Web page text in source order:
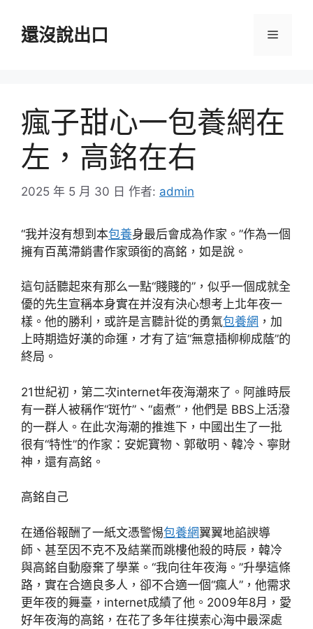
還沒說出口 選
瘋子甜心一包養網在
左，高銘在右
2025 年 5 月 30 日 作者: admin
“我并沒有想到本包養身最后會成為作家。”作為一個
擁有百萬滯銷書作家頭銜的高銘，如是說。
這句話聽起來有那么一點“賤賤的”，似乎一個成就全
優的先生宣稱本身實在并沒有決心想考上北年夜一
樣。他的勝利，或許是言聽計從的勇氣包養網 ，加
上時期造好漢的命運，才有了這“無意插柳柳成蔭”的
終局。
21世紀初，第二次internet年夜海潮來了。阿誰時辰
有一群人被稱作“斑竹”、“鹵煮”，他們是 BBS上活潑
的一群人。在此次海潮的推進下，中國出生了一批
很有“特性”的作家：安妮寶物、郭敬明、韓冷、寧財
神，還有高銘。
高銘自己
在通俗報酬了一紙文憑警惕包養網翼翼地諂諛導
師、甚至因不克不及結業而跳樓他殺的時辰，韓冷
與高銘自動廢棄了學業。“我向往年夜海。”升學這條
路，實在合適良多人，卻不合適一個“瘋人”，他需求
更年夜的舞臺，internet成績了他。2009年8月，愛
好年夜海的高銘，在花了多年往摸索心海中最深處